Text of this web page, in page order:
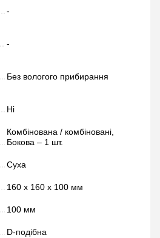
-
-
Без вологого прибирання
Ні
Комбінована / комбіновані,
Бокова – 1 шт.
Суха
160 х 160 х 100 мм
100 мм
D-подібна